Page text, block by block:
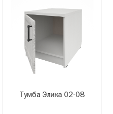
Тумба Элика 02-08